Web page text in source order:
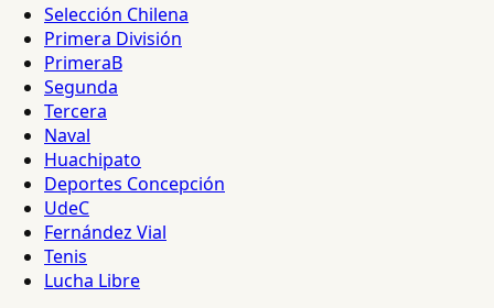
Selección Chilena
Primera División
PrimeraB
Segunda
Tercera
Naval
Huachipato
Deportes Concepción
UdeC
Fernández Vial
Tenis
Lucha Libre